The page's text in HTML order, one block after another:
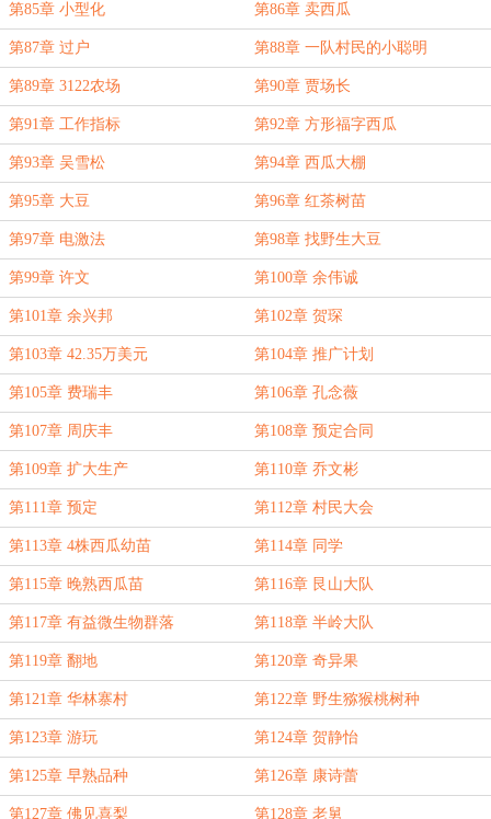
第85章 小型化 第86章 卖西瓜
第87章 过户 第88章 一队村民的小聪明
第89章 3122农场 第90章 贾场长
第91章 工作指标 第92章 方形福字西瓜
第93章 吴雪松 第94章 西瓜大棚
第95章 大豆 第96章 红茶树苗
第97章 电激法 第98章 找野生大豆
第99章 许文 第100章 余伟诚
第101章 余兴邦 第102章 贺琛
第103章 42.35万美元 第104章 推广计划
第105章 费瑞丰 第106章 孔念薇
第107章 周庆丰 第108章 预定合同
第109章 扩大生产 第110章 乔文彬
第111章 预定 第112章 村民大会
第113章 4株西瓜幼苗 第114章 同学
第115章 晚熟西瓜苗 第116章 艮山大队
第117章 有益微生物群落 第118章 半岭大队
第119章 翻地 第120章 奇异果
第121章 华林寨村 第122章 野生猕猴桃树种
第123章 游玩 第124章 贺静怡
第125章 早熟品种 第126章 康诗蕾
第127章 佛见喜梨 第128章 老舅